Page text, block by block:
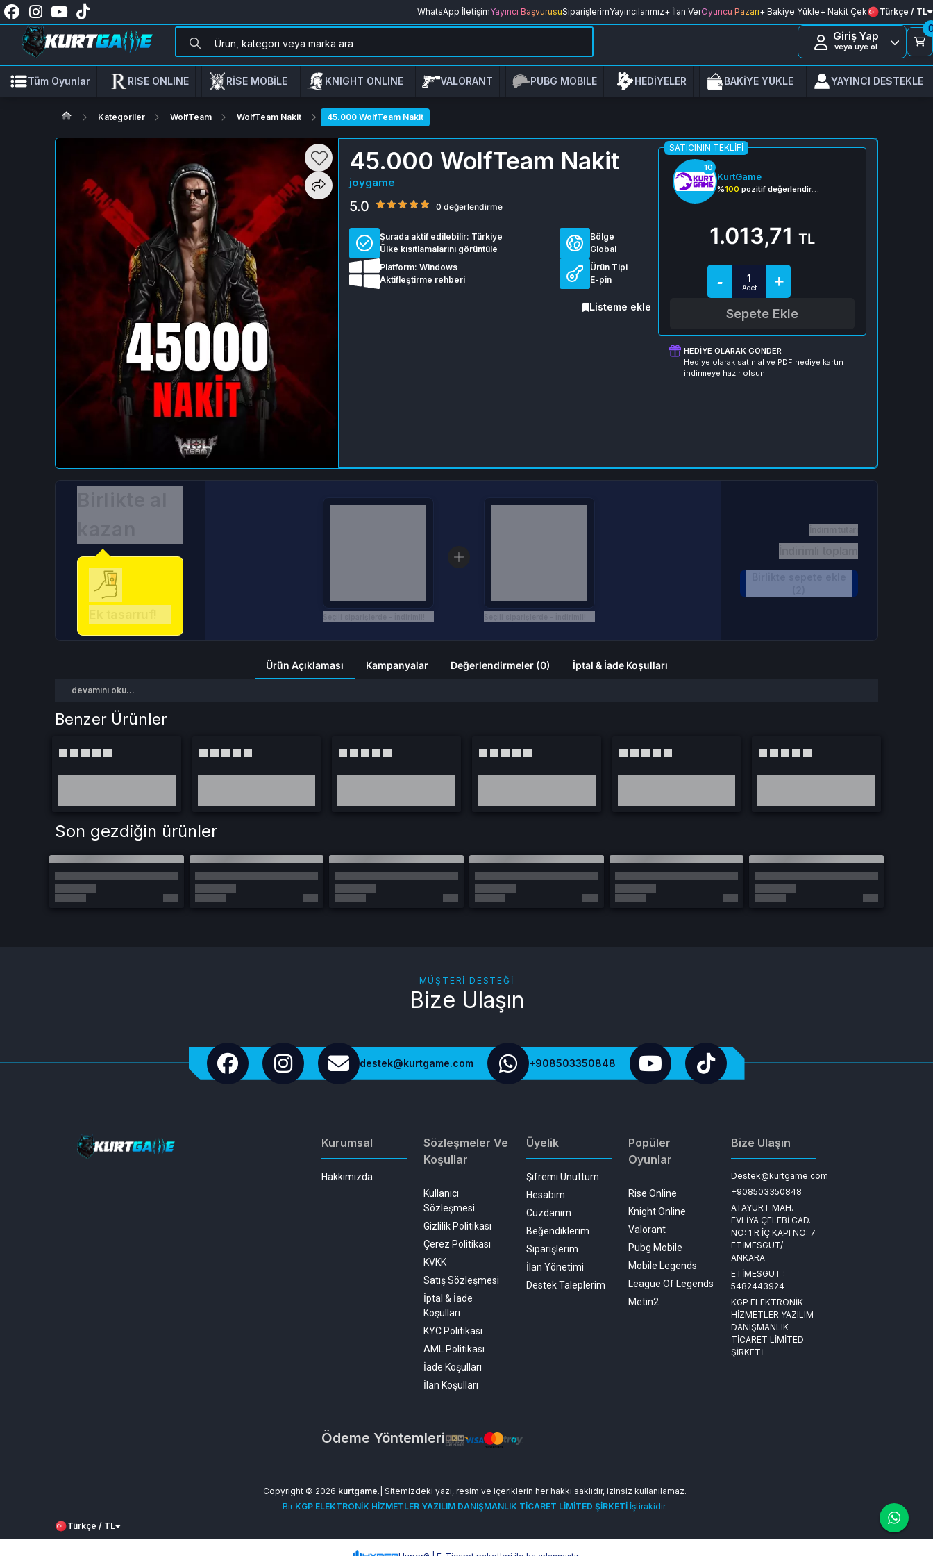
WhatsApp İletişimYayıncı BaşvurusuSiparişlerimYayıncılarımız+ İlan VerOyuncu Pazarı+ Bakiye Yükle+ Nakit Çek Türkçe / TL
Giriş Yap
veya üye ol
Tüm Oyunlar RISE ONLINE RİSE MOBİLE KNIGHT ONLINE VALORANT PUBG MOBILE HEDİYELER BAKİYE YÜKLE YAYINCI DESTEKLE
Kategoriler WolfTeam WolfTeam Nakit 45.000 WolfTeam Nakit
45.000 WolfTeam Nakit
joygame
5.0 0 değerlendirme
Şurada aktif edilebilir: Türkiye
Ülke kısıtlamalarını görüntüle
Bölge
Global
Platform: Windows
Aktifleştirme rehberi
Ürün Tipi
E-pin
Listeme ekle
SATICININ TEKLIFI
10
KurtGame
%100 pozitif değerlendirme
1.013,71 TL
Sepete Ekle
HEDIYE OLARAK GÖNDER
Hediye olarak satın al ve PDF hediye kartın
indirmeye hazır olsun.
Ürün Açıklaması Kampanyalar Değerlendirmeler (0) İptal & İade Koşulları
devamını oku...
Benzer Ürünler
Son gezdiğin ürünler
MÜŞTERI DESTEĞI
Bize Ulaşın
destek@kurtgame.com +908503350848
Kurumsal
Hakkımızda
Sözleşmeler Ve
Koşullar
Kullanıcı
Sözleşmesi
Gizlilik Politikası
Çerez Politikası
KVKK
Satış Sözleşmesi
İptal & İade
Koşulları
KYC Politikası
AML Politikası
İade Koşulları
İlan Koşulları
Üyelik
Şifremi Unuttum
Hesabım
Cüzdanım
Beğendiklerim
Siparişlerim
İlan Yönetimi
Destek Taleplerim
Popüler
Oyunlar
Rise Online
Knight Online
Valorant
Pubg Mobile
Mobile Legends
League Of Legends
Metin2
Bize Ulaşın
Destek@kurtgame.com
+908503350848
ATAYURT MAH.
EVLİYA ÇELEBİ CAD.
NO: 1 R İÇ KAPI NO: 7
ETİMESGUT/
ANKARA
ETİMESGUT :
5482443924
KGP ELEKTRONİK
HİZMETLER YAZILIM
DANIŞMANLIK
TİCARET LİMİTED
ŞİRKETİ
Ödeme Yöntemleri
Copyright © 2026 kurtgame.| Sitemizdeki yazı, resim ve içeriklerin her hakkı saklıdır, izinsiz kullanılamaz.
Bir KGP ELEKTRONİK HİZMETLER YAZILIM DANIŞMANLIK TİCARET LİMİTED ŞİRKETİ İştirakidir.
Türkçe / TL